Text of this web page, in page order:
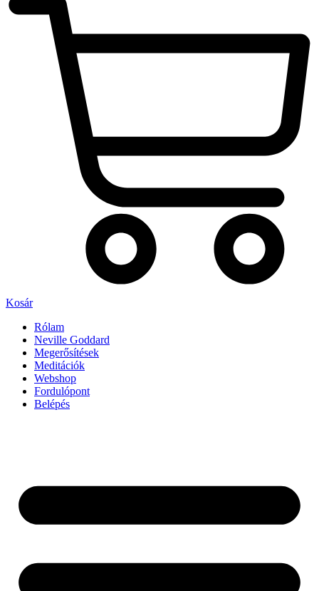
Kosár
Rólam
Neville Goddard
Megerősítések
Meditációk
Webshop
Fordulópont
Belépés